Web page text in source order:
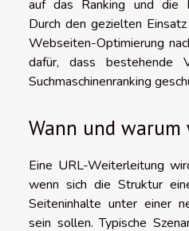
auf das Ranking und die
Durch den gezielten
Webseiten-Optimierung
dafür, dass bestehende
Suchmaschinenranking
Wann und
Eine URL-Weiterleitung
wenn sich die Struktur
Seiteninhalte unter einer
sein sollen. Typische